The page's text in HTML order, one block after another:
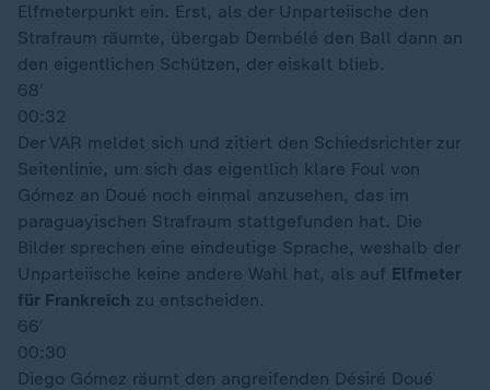
Elfmeterpunkt ein. Erst, als der Unparteiische den
Strafraum räumte, übergab Dembélé den Ball dann an
den eigentlichen Schützen, der eiskalt blieb.
68′
00:32
Der VAR meldet sich und zitiert den Schiedsrichter zur
Seitenlinie, um sich das eigentlich klare Foul von
Gómez an Doué noch einmal anzusehen, das im
paraguayischen Strafraum stattgefunden hat. Die
Bilder sprechen eine eindeutige Sprache, weshalb der
Unparteiische keine andere Wahl hat, als auf Elfmeter
für Frankreich zu entscheiden.
66′
00:30
Diego Gómez räumt den angreifenden Désiré Doué